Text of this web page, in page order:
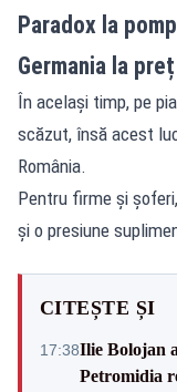
Paradox la
Germania la preț
În același timp, pe
scăzut, însă acest
România.
Pentru firme și șoferi,
și o presiune
CITEȘTE ȘI
17:38Ilie Bolojan
Petromidia